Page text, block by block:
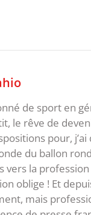
de sport en
le rêve de
pour,
du ballon
vers la
oblige ! Et
mais